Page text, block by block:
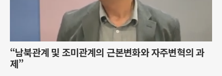
“남북관계 및 조미관계의 근본변화와 자주변혁의 과
제”